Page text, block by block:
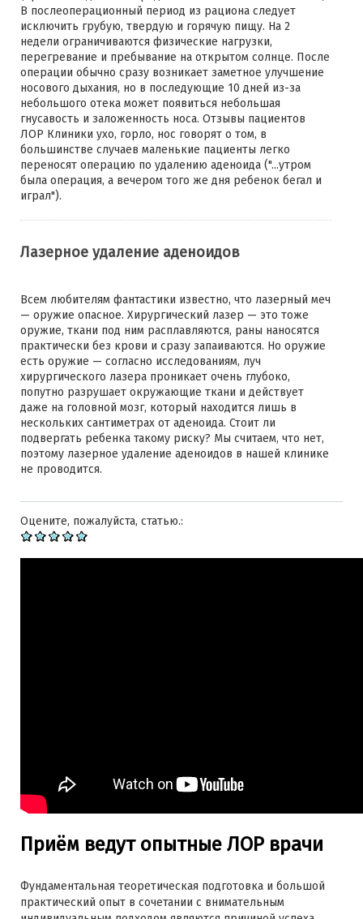
В послеоперационный период из рациона следует
исключить грубую, твердую и горячую пищу. На 2
недели ограничиваются физические нагрузки,
перегревание и пребывание на открытом солнце. После
операции обычно сразу возникает заметное улучшение
носового дыхания, но в последующие 10 дней из-за
небольшого отека может появиться небольшая
гнусавость и заложенность носа. Отзывы пациентов
ЛОР Клиники ухо, горло, нос говорят о том, в
большинстве случаев маленькие пациенты легко
переносят операцию по удалению аденоида ("...утром
была операция, а вечером того же дня ребенок бегал и
играл").
Лазерное удаление аденоидов
Всем любителям фантастики известно, что лазерный меч
— оружие опасное. Хирургический лазер — это тоже
оружие, ткани под ним расплавляются, раны наносятся
практически без крови и сразу запаиваются. Но оружие
есть оружие — согласно исследованиям, луч
хирургического лазера проникает очень глубоко,
попутно разрушает окружающие ткани и действует
даже на головной мозг, который находится лишь в
нескольких сантиметрах от аденоида. Стоит ли
подвергать ребенка такому риску? Мы считаем, что нет,
поэтому лазерное удаление аденоидов в нашей клинике
не проводится.
Оцените, пожалуйста, статью.:
Приём ведут опытные ЛОР врачи
Фундаментальная теоретическая подготовка и большой
практический опыт в сочетании с внимательным